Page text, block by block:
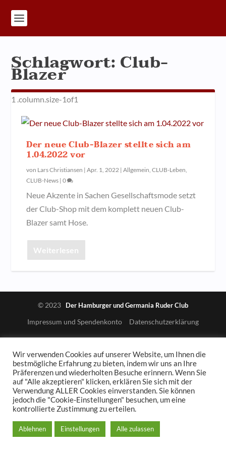
Schlagwort: Club-
Blazer
Der neue Club-Blazer stellte sich am
1.04.2022 vor
von Lars Christiansen |Apr. 1, 2022 |Allgemein,CLUB-Leben,
CLUB-News |0
Neue Akzente in Sachen Gesellschaftsmode setzt
der Club-Shop mit dem komplett neuen Club-
Blazer samt Hose.
Weiterlesen
© 2023 Der Hamburger und Germania Ruder Club
Impressum und Spendenkonto Datenschutzerklärung
Wir verwenden Cookies auf unserer Website, um Ihnen die
bestmögliche Erfahrung zu bieten, indem wir uns an Ihre
Präferenzen und wiederholten Besuche erinnern. Wenn Sie
auf "Alle akzeptieren" klicken, erklären Sie sich mit der
Verwendung ALLER Cookies einverstanden. Sie können
jedoch die "Cookie-Einstellungen" besuchen, um eine
kontrollierte Zustimmung zu erteilen.
Ablehnen Einstellungen Alle zulassen